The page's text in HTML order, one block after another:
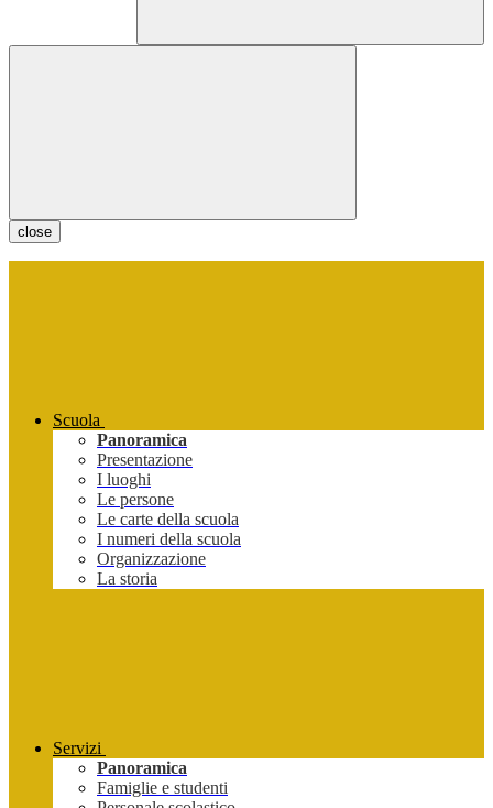
close
Scuola
Panoramica
Presentazione
I luoghi
Le persone
Le carte della scuola
I numeri della scuola
Organizzazione
La storia
Servizi
Panoramica
Famiglie e studenti